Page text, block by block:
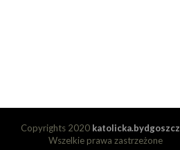
Copyrights 2020
Wszelkie prawa zastrzeżone